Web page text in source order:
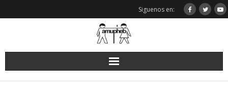
Siguenos en: